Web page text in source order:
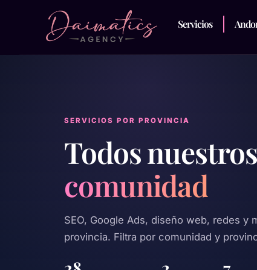
Servicios
SERVICIOS POR PROVINCIA
Todos
comunidad
SEO, Google Ads, diseño web, redes
provincia. Filtra por comunidad y